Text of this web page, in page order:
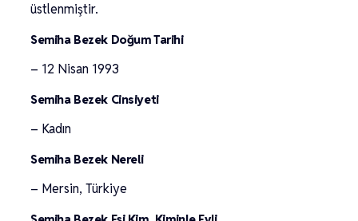
üstlenmiştir.
Semiha Bezek Doğum Tarihi
– 12 Nisan 1993
Semiha Bezek Cinsiyeti
– Kadın
Semiha Bezek Nereli
– Mersin, Türkiye